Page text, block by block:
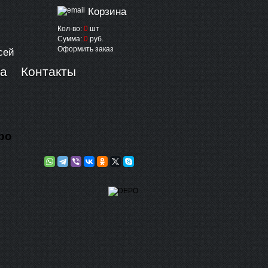
Корзина
Кол-во: 0 шт
Сумма: 0 руб.
Оформить заказ
Контакты